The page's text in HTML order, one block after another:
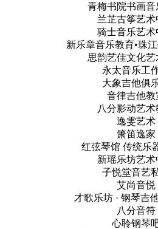
青梅书院书画音
兰芷古筝艺术
骑士音乐艺术
新乐章音乐教育•珠
思韵艺佳文化艺
永太音乐工
大象吉他俱
音律吉他教
八分影动艺术
逸雯艺术
箫笛逸家
红弦琴馆 传统乐
新瑶乐坊艺术
子悦堂音艺
艾尚音悦
才歌乐坊 · 钢琴吉
八分音符
心聆钢琴